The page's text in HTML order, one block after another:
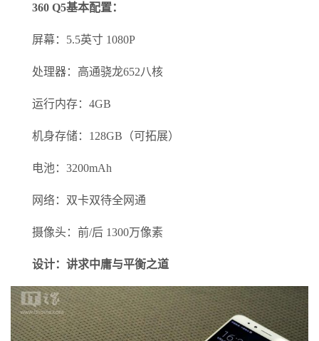
360 Q5基本配置：
屏幕：5.5英寸 1080P
处理器：高通骁龙652八核
运行内存：4GB
机身存储：128GB（可拓展）
电池：3200mAh
网络：双卡双待全网通
摄像头：前/后 1300万像素
设计：讲求中庸与平衡之道